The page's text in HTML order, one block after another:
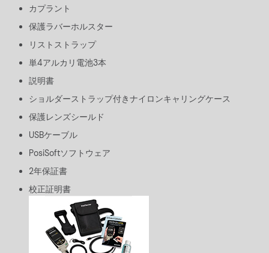
カプラント
保護ラバーホルスター
リストストラップ
単4アルカリ電池3本
説明書
ショルダーストラップ付きナイロンキャリングケース
保護レンズシールド
USBケーブル
PosiSoftソフトウェア
2年保証書
校正証明書